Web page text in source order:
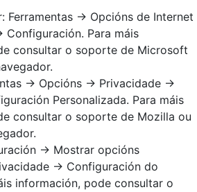
Ferramentas -> Opcións de Internet
Configuración. Para máis
consultar o soporte de Microsoft
-> Opcións -> Privacidade ->
Personalizada. Para máis
consultar o soporte de Mozilla ou
-> Mostrar opcións
-> Configuración do
información, pode consultar o